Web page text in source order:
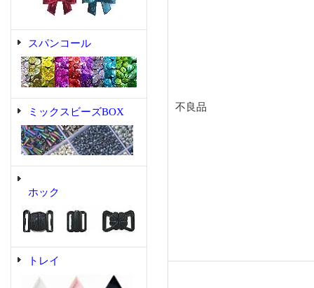
スパンコール
ミックスビーズBOX
ホック
トレイ
不良品